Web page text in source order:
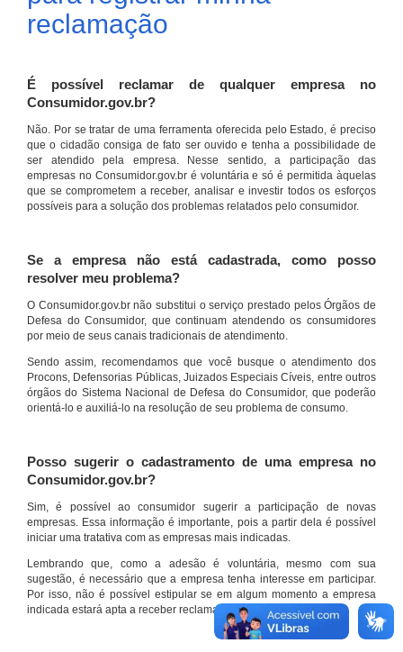
reclamação
É possível reclamar de qualquer empresa no
Consumidor.gov.br?
Não. Por se tratar de uma ferramenta oferecida pelo Estado, é preciso
que o cidadão consiga de fato ser ouvido e tenha a possibilidade de
ser atendido pela empresa. Nesse sentido, a participação das
empresas no Consumidor.gov.br é voluntária e só é permitida àquelas
que se comprometem a receber, analisar e investir todos os esforços
possíveis para a solução dos problemas relatados pelo consumidor.
Se a empresa não está cadastrada, como posso
resolver meu problema?
O Consumidor.gov.br não substitui o serviço prestado pelos Órgãos de
Defesa do Consumidor, que continuam atendendo os consumidores
por meio de seus canais tradicionais de atendimento.
Sendo assim, recomendamos que você busque o atendimento dos
Procons, Defensorias Públicas, Juizados Especiais Cíveis, entre outros
órgãos do Sistema Nacional de Defesa do Consumidor, que poderão
orientá-lo e auxiliá-lo na resolução de seu problema de consumo.
Posso sugerir o cadastramento de uma empresa no
Consumidor.gov.br?
Sim, é possível ao consumidor sugerir a participação de novas
empresas. Essa informação é importante, pois a partir dela é possível
iniciar uma tratativa com as empresas mais indicadas.
Lembrando que, como a adesão é voluntária, mesmo com sua
sugestão, é necessário que a empresa tenha interesse em participar.
Por isso, não é possível estipular se em algum momento a empresa
indicada estará apta a receber reclamações por meio do site.